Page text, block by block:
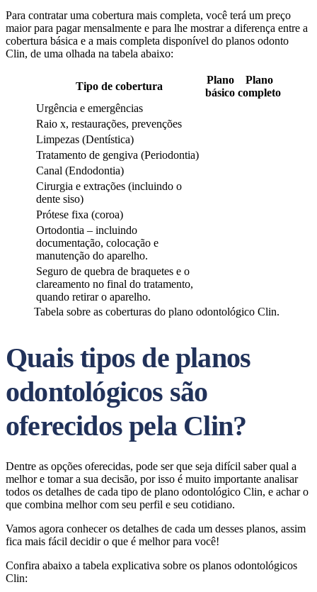
Para contratar uma cobertura mais completa, você terá um preço
maior para pagar mensalmente e para lhe mostrar a diferença entre a
cobertura básica e a mais completa disponível do planos odonto
Clin, de uma olhada na tabela abaixo:
Tipo de cobertura
Plano
básico
Plano
completo
Urgência e emergências
Raio x, restaurações, prevenções
Limpezas (Dentística)
Tratamento de gengiva (Periodontia)
Canal (Endodontia)
Cirurgia e extrações (incluindo o
dente siso)
Prótese fixa (coroa)
Ortodontia – incluindo
documentação, colocação e
manutenção do aparelho.
Seguro de quebra de braquetes e o
clareamento no final do tratamento,
quando retirar o aparelho.
Tabela sobre as coberturas do plano odontológico Clin.
Quais tipos de planos
odontológicos são
oferecidos pela Clin?
Dentre as opções oferecidas, pode ser que seja difícil saber qual a
melhor e tomar a sua decisão, por isso é muito importante analisar
todos os detalhes de cada tipo de plano odontológico Clin, e achar o
que combina melhor com seu perfil e seu cotidiano.
Vamos agora conhecer os detalhes de cada um desses planos, assim
fica mais fácil decidir o que é melhor para você!
Confira abaixo a tabela explicativa sobre os planos odontológicos
Clin: